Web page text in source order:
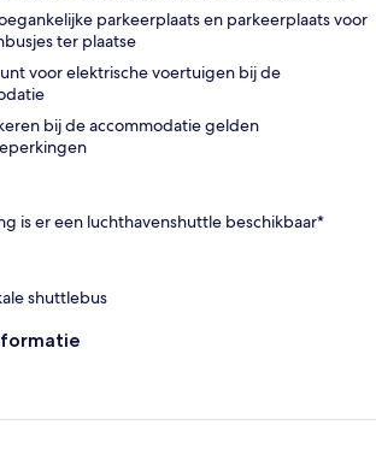
parkeerplaats en parkeerplaats voor
ter plaatse
voor elektrische voertuigen bij de
bij de accommodatie gelden
is er een luchthavenshuttle beschikbaar*
shuttlebus